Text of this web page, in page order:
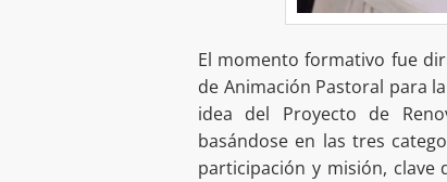
El momento formativo fue
de Animación Pastoral para
idea del Proyecto de
basándose en las tres
participación y misión, clave